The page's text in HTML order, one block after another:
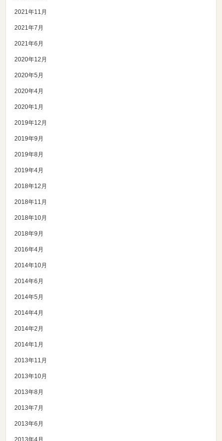
2021年11月
2021年7月
2021年6月
2020年12月
2020年5月
2020年4月
2020年1月
2019年12月
2019年9月
2019年8月
2019年4月
2018年12月
2018年11月
2018年10月
2018年9月
2016年4月
2014年10月
2014年6月
2014年5月
2014年4月
2014年2月
2014年1月
2013年11月
2013年10月
2013年8月
2013年7月
2013年6月
2013年4月